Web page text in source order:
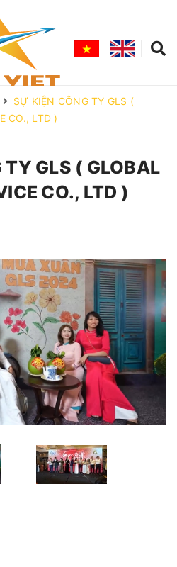
SỰ KIỆN CÔNG TY GLS (
CO., LTD )
TY GLS ( GLOBAL
CO., LTD )